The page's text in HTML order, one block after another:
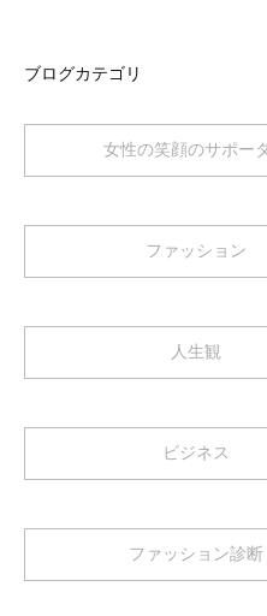
ブログカテゴリ
女性の笑顔のサポー
ファッション
人生観
ビジネス
ファッション診断